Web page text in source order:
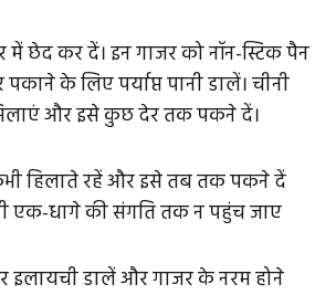
में छेद कर दें। इन गाजर को नॉन-स्टिक पैन
के लिए पर्याप्त पानी डालें। चीनी
और इसे कुछ देर तक पकने दें।
हिलाते रहें और इसे तब तक पकने दें
एक-धागे की संगति तक न पहुंच जाए
डालें और गाजर के नरम होने